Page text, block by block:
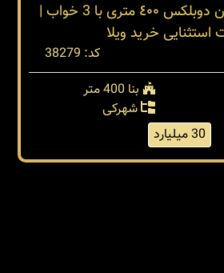
فروش ویلای مدرن دوبلکس ٤٠٠ متری با 3 خواب |
خرید ویلا
کد: 38279
بنا 400 متر
شهرکی
30 میلیارد